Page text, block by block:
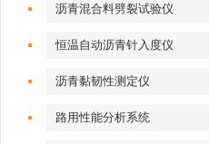
沥青混合料劈裂试验仪
恒温自动沥青针入度仪
沥青黏韧性测定仪
路用性能分析系统